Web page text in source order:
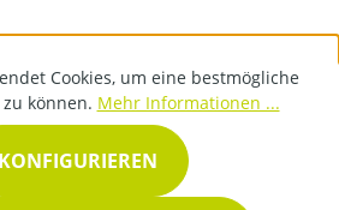
Cookies, um eine bestmögliche
können. Mehr Informationen ...
KONFIGURIEREN